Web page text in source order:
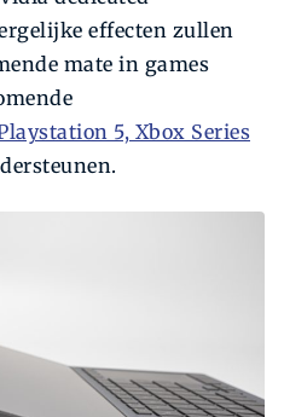
effecten zullen
mate in games
5, Xbox Series